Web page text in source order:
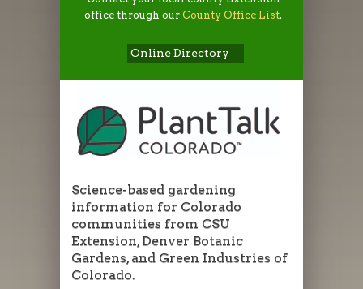
office through ourCounty Office List.
Online Directory
Science-based gardening
information for Colorado
communities from CSU
Extension, Denver Botanic
Gardens, and Green Industries of
Colorado.